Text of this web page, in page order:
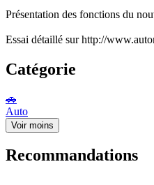
Présentation des fonctions du
Essai détaillé sur http://
Catégorie
🚗
Auto
Voir moins
Recommandations